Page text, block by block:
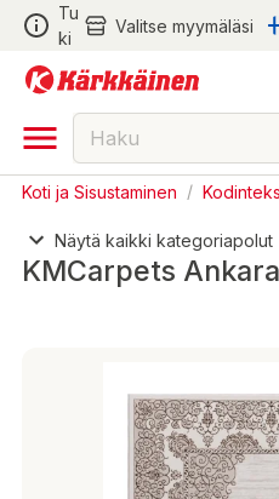
Tu
ki
Valitse myymäläsi
Koti ja Sisustaminen /
Näytä kaikki kategoriapolut
KMCarpets